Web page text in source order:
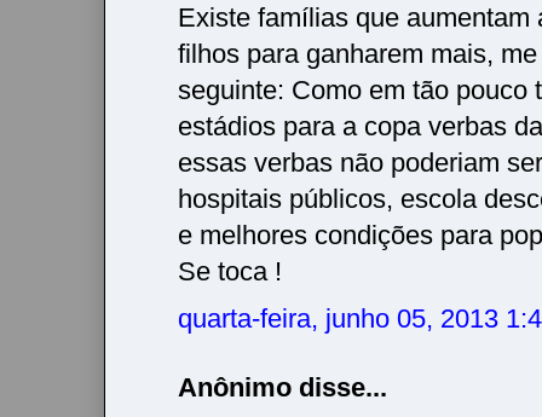
Existe famílias que aumentam
filhos para ganharem mais,
seguinte: Como em tão pouco
estádios para a copa verbas
essas verbas não poderiam
hospitais públicos, escola
e melhores condições para
Se toca !
quarta-feira, junho 05, 2013
Anônimo disse...